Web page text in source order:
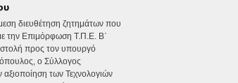
διευθέτηση ζητημάτων που
την Επιμόρφωση Τ.Π.Ε. Β΄
προς τον υπουργό
ο Σύλλογος
των Τεχνολογιών